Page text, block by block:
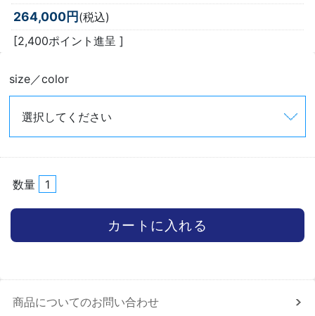
264,000円(税込)
[2,400ポイント進呈 ]
size／color
数量
商品についてのお問い合わせ